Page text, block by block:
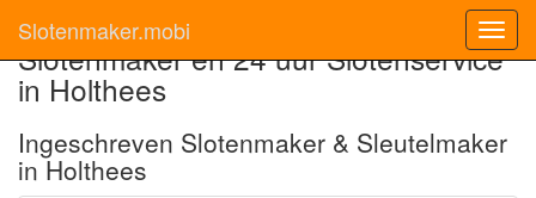
Slotenmaker.mobi
Slotenmaker en 24 uur Slotenservice
in Holthees
Ingeschreven Slotenmaker & Sleutelmaker
in Holthees